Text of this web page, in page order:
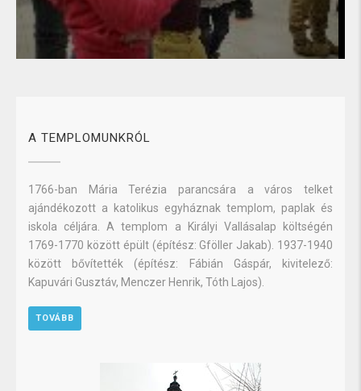
A TEMPLOMUNKRÓL
1766-ban Mária Terézia parancsára a város telket
ajándékozott a katolikus egyháznak templom, paplak és
iskola céljára. A templom a Királyi Vallásalap költségén
1769-1770 között épült (építész: Gföller Jakab). 1937-1940
között bővítették (építész: Fábián Gáspár, kivitelező:
Kapuvári Gusztáv, Menczer Henrik, Tóth Lajos).
TOVÁBB